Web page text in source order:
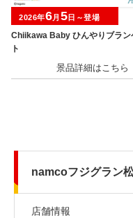
Chiikawa Baby ひんやりブラン
ト
2026年6月 5日～登場
namcoフジグラン
店舗情報